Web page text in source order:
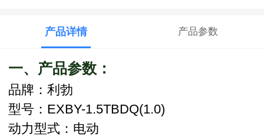
产品详情 产品参数
一、产品参数：
品牌：利勃
型号：EXBY-1.5TBDQ(1.0)
动力型式：电动